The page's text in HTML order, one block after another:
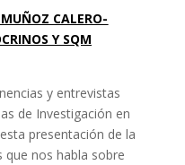
CALERO-
Y SQM
y entrevistas
de Investigación en
presentación de la
que nos habla sobre